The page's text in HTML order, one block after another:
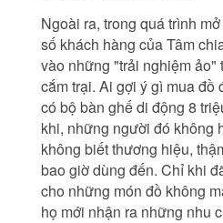
Ngoài ra, trong quá trình
số khách hàng của Tâm
vào những "trải nghiệm ảo"
cắm trại. Ai gợi ý gì mua đồ
có bộ bàn ghế di động 8
khi, những người đó không
không biết thương hiệu,
bao giờ dùng đến. Chỉ khi
cho những món đồ không
họ mới nhận ra những nhu